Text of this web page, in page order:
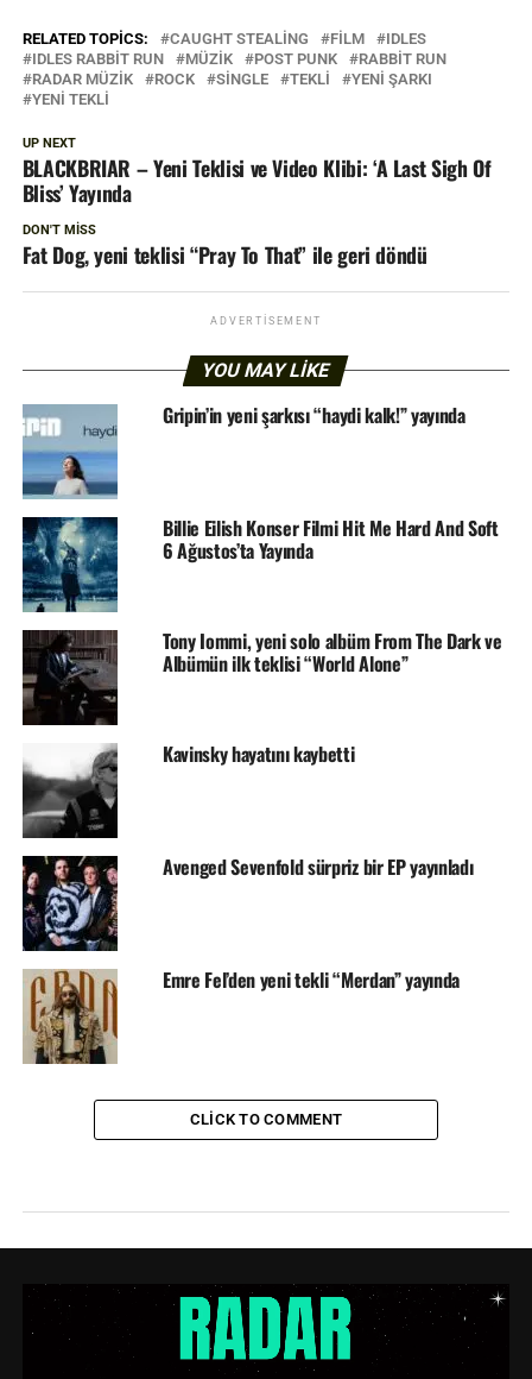
RELATED TOPICS: CAUGHT STEALING FILM
IDLES
IDLES RABBIT RUN
MÜZIK POST PUNK
RABBIT RUN
RADAR MÜZIK
ROCK SINGLE TEKLI
YENI ŞARKI
YENI TEKLI
UP NEXT
BLACKBRIAR – Yeni Teklisi ve Video Klibi: ‘A Last Sigh Of
Bliss’ Yayında
DON'T MISS
Fat Dog, yeni teklisi “Pray To That” ile geri döndü
ADVERTISEMENT
YOU MAY LIKE
Gripin’in yeni şarkısı “haydi kalk!” yayında
Billie Eilish Konser Filmi Hit Me Hard And Soft
6 Ağustos’ta Yayında
Tony Iommi, yeni solo albüm From The Dark ve
Albümün ilk teklisi “World Alone”
Kavinsky hayatını kaybetti
Avenged Sevenfold sürpriz bir EP yayınladı
Emre Fel’den yeni tekli “Merdan” yayında
CLICK TO COMMENT